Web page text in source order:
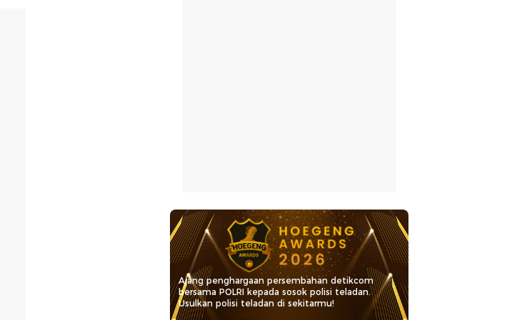
Ajang penghargaan persembahan detikcom
bersama POLRI kepada sosok polisi teladan.
Usulkan polisi teladan di sekitarmu!